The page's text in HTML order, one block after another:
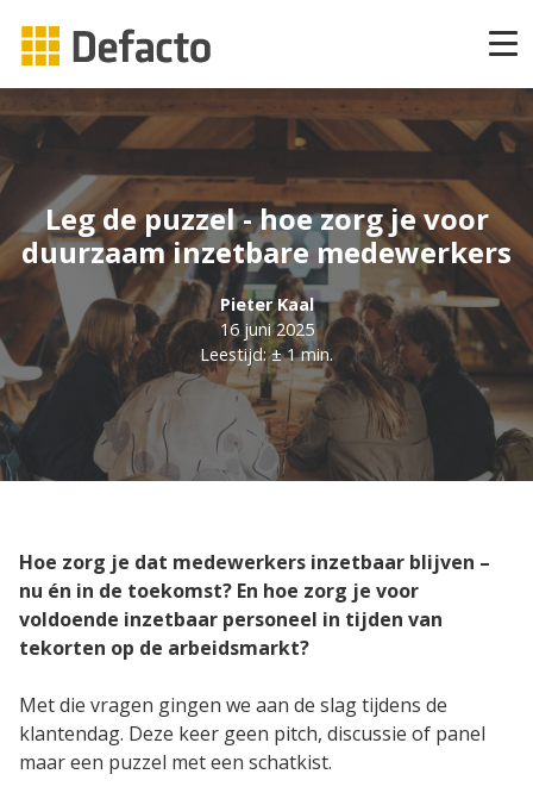
Producten
CAPP Learning
CAPP Adaptief Leren
CAPP Compliance
CAPP Compliance API
CAPP Quizzes
CAPP EPA Portfolio
Agile QR
Leg de puzzel - hoe zorg je voor
duurzaam inzetbare medewerkers
Pieter Kaal
16 juni 2025
Leestijd: ± 1 min.
Hoe zorg je dat medewerkers inzetbaar blijven –
nu én in de toekomst? En hoe zorg je voor
voldoende inzetbaar personeel in tijden van
tekorten op de arbeidsmarkt?
Met die vragen gingen we aan de slag tijdens de
klantendag. Deze keer geen pitch, discussie of panel
maar een puzzel met een schatkist.